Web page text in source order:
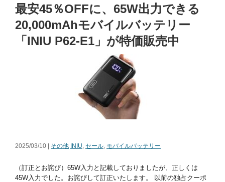
最安45％OFFに、65W出力できる
20,000mAhモバイルバッテリー
「INIU P62-E1」が特価販売中
2025/03/10 | その他 INIU, セール, モバイルバッテリー
（訂正とお詫び）65W入力と記載しておりましたが、正しくは
45W入力でした。お詫びして訂正いたします。 以前の独占クーポ